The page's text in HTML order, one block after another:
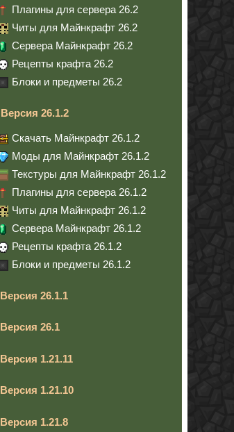
Плагины для сервера 26.2
Читы для Майнкрафт 26.2
Сервера Майнкрафт 26.2
Рецепты крафта 26.2
Блоки и предметы 26.2
Версия 26.1.2
Скачать Майнкрафт 26.1.2
Моды для Майнкрафт 26.1.2
Текстуры для Майнкрафт 26.1.2
Плагины для сервера 26.1.2
Читы для Майнкрафт 26.1.2
Сервера Майнкрафт 26.1.2
Рецепты крафта 26.1.2
Блоки и предметы 26.1.2
Версия 26.1.1
Версия 26.1
Версия 1.21.11
Версия 1.21.10
Версия 1.21.8